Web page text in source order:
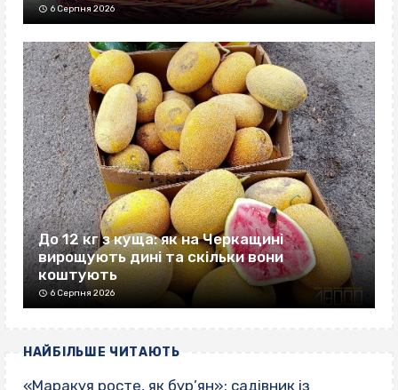
6 Серпня 2026
До 12 кг з куща: як на Черкащині
вирощують дині та скільки вони
коштують
6 Серпня 2026
НАЙБІЛЬШЕ ЧИТАЮТЬ
«Маракуя росте, як бур’ян»: садівник із